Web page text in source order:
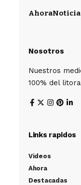
Ahora
Nosotros
Nuestros
100% del
Links rapidos
Videos
Ahora
Destacadas